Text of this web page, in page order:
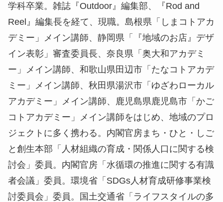
学科卒業。雑誌『Outdoor』編集部、『Rod and
Reel』編集長を経て、現職。島根県「しまコトアカ
デミー」メイン講師、静岡県「『地域のお店』デザ
イン表彰」審査委員長、奈良県「奥大和アカデミ
ー」メイン講師、和歌山県田辺市「たなコトアカデ
ミー」メイン講師、秋田県湯沢市「ゆざわローカル
アカデミー」メイン講師、鹿児島県鹿児島市「かご
コトアカデミー」メイン講師をはじめ、地域のプロ
ジェクトに多く携わる。内閣官房まち・ひと・しご
と創生本部「人材組織の育成・関係人口に関する検
討会」委員。内閣官房「水循環の推進に関する有識
者会議」委員。環境省「SDGs人材育成研修事業検
討委員会」委員。国土交通省「ライフスタイルの多